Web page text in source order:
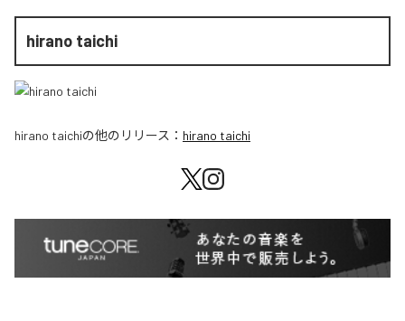
hirano taichi
hirano taichiの他のリリース： hirano taichi